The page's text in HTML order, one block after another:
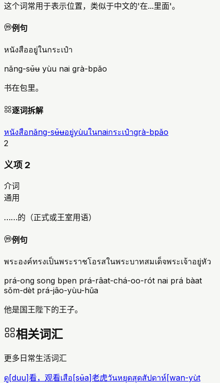
这个词常用于表示位置，类似于中文的'在...里面'。
例句
หนังสืออยู่ในกระเป๋า
nǎng-sʉ̌ʉ yùu nai grà-bpǎo
书在包里。
逐词拆解
หนังสือnǎng-sʉ̌ʉอยู่yùuในnaiกระเป๋าgrà-bpǎo
2
义项 2
介词
通用
……的（正式或王室用语）
例句
พระองค์ทรงเป็นพระราชโอรสในพระบาทสมเด็จพระเจ้าอยู่หัว
prá-ong song bpen prá-râat-chá-oo-rót nai prá bàat
sǒm-dèt prá-jâo-yùu-hǔa
他是国王陛下的王子。
相关词汇
更多日常生活词汇
ดู[duu]看，观看เสือ[sʉ̌a]老虎วันหยุดสุดสัปดาห์[wan-yùt